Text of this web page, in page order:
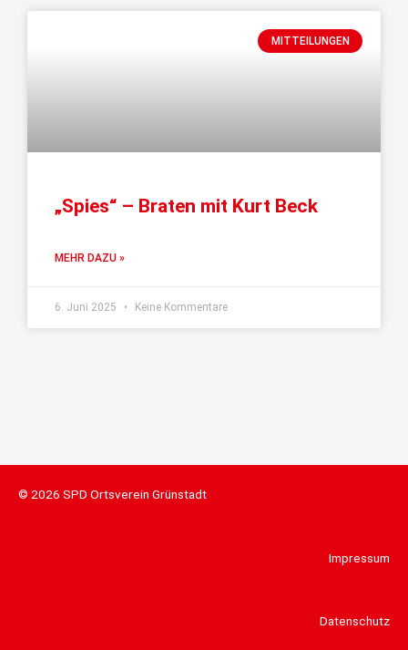
MITTEILUNGEN
„Spies“ – Braten mit Kurt Beck
MEHR DAZU »
6. Juni 2025 Keine Kommentare
© 2026 SPD Ortsverein Grünstadt
Impressum
Datenschutz